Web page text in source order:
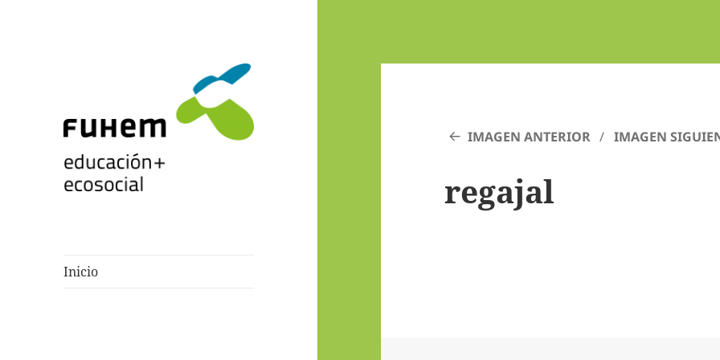
Inicio
IMAGEN ANTERIOR IMAGEN
regajal